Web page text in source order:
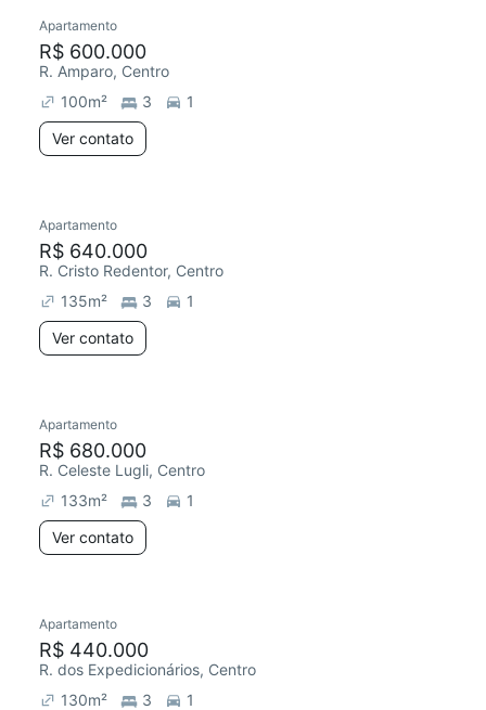
Apartamento
R$ 600.000
R. Amparo, Centro
100m² 3
1
Ver contato
Apartamento
R$ 640.000
R. Cristo Redentor, Centro
135m² 3
1
Ver contato
Apartamento
R$ 680.000
R. Celeste Lugli, Centro
133m² 3
1
Ver contato
Redecorar
Apartamento
R$ 440.000
R. dos Expedicionários, Centro
130m² 3
1